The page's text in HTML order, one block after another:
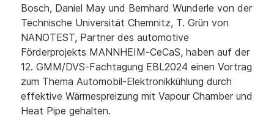
Bosch, Daniel May und Bernhard Wunderle von der
Technische Universität Chemnitz, T. Grün von
NANOTEST, Partner des automotive
Förderprojekts MANNHEIM-CeCaS, haben auf der
12. GMM/DVS-Fachtagung EBL2024 einen Vortrag
zum Thema Automobil-Elektronikkühlung durch
effektive Wärmespreizung mit Vapour Chamber und
Heat Pipe gehalten.